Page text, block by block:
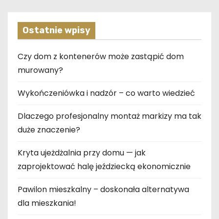
Ostatnie wpisy
Czy dom z kontenerów może zastąpić dom
murowany?
Wykończeniówka i nadzór – co warto wiedzieć
Dlaczego profesjonalny montaż markizy ma tak
duże znaczenie?
Kryta ujeżdżalnia przy domu — jak
zaprojektować halę jeździecką ekonomicznie
Pawilon mieszkalny – doskonała alternatywa
dla mieszkania!